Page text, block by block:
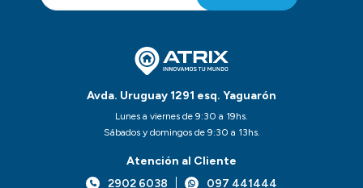
Avda. Uruguay 1291 esq. Yaguarón
Lunes a viernes de 9:30 a 19hs.
Sábados y domingos de 9:30 a 13hs.
Atención al Cliente
2902 6038
097 441444